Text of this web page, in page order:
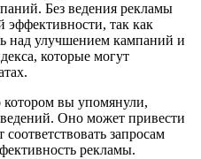
Без ведения рекламы
эффективности, так как
над улучшением кампаний и
которые могут
котором вы упомянули,
Оно может привести
запросам
рекламы.